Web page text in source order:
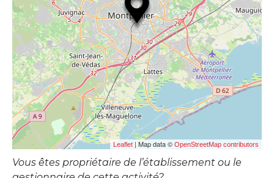
Leaflet | Map data © OpenStreetMap contributors
Vous êtes propriétaire de l’établissement ou le